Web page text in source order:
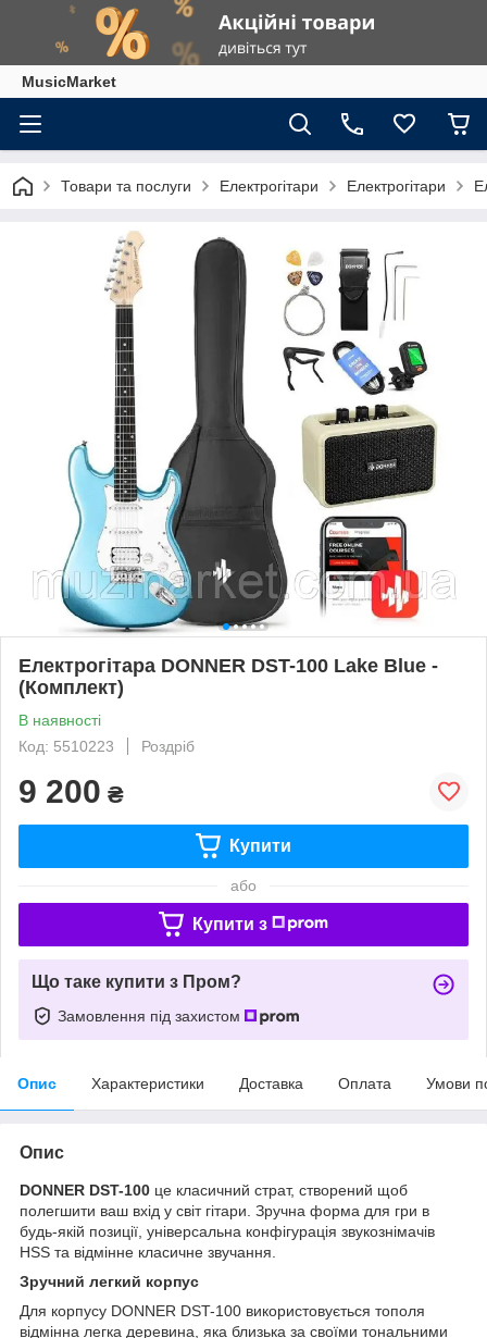
MusicMarket
Товари та послуги Електрогітари Електрогітари
Електрогітара DONNER DST-100 Lake Blue -
(Комплект)
В наявності
Код: 5510223
Роздріб
9 200 ₴
Купити
або
Купити з
Що таке купити з Пром?
Замовлення під захистом
Опис Характеристики Доставка Оплата Умови
Опис
DONNER DST-100 це класичний страт, створений щоб
полегшити ваш вхід у світ гітари. Зручна форма для гри в
будь-якій позиції, універсальна конфігурація звукознімачів
HSS та відмінне класичне звучання.
Зручний легкий корпус
Для корпусу DONNER DST-100 використовується тополя
відмінна легка деревина, яка близька за своїми тональними